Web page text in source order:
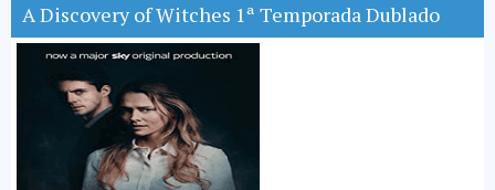
A Discovery of Witches 1ª Temporada Dublado